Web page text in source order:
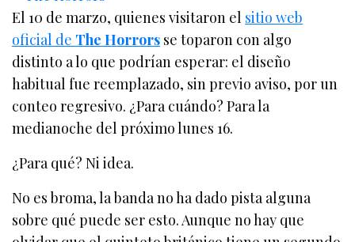
El 10 de marzo, quienes visitaron el sitio web
oficial de The Horrors se toparon con algo
distinto a lo que podrían esperar: el diseño
habitual fue reemplazado, sin previo aviso, por un
conteo regresivo. ¿Para cuándo? Para la
medianoche del próximo lunes 16.
¿Para qué? Ni idea.
No es broma, la banda no ha dado pista alguna
sobre qué puede ser esto. Aunque no hay que